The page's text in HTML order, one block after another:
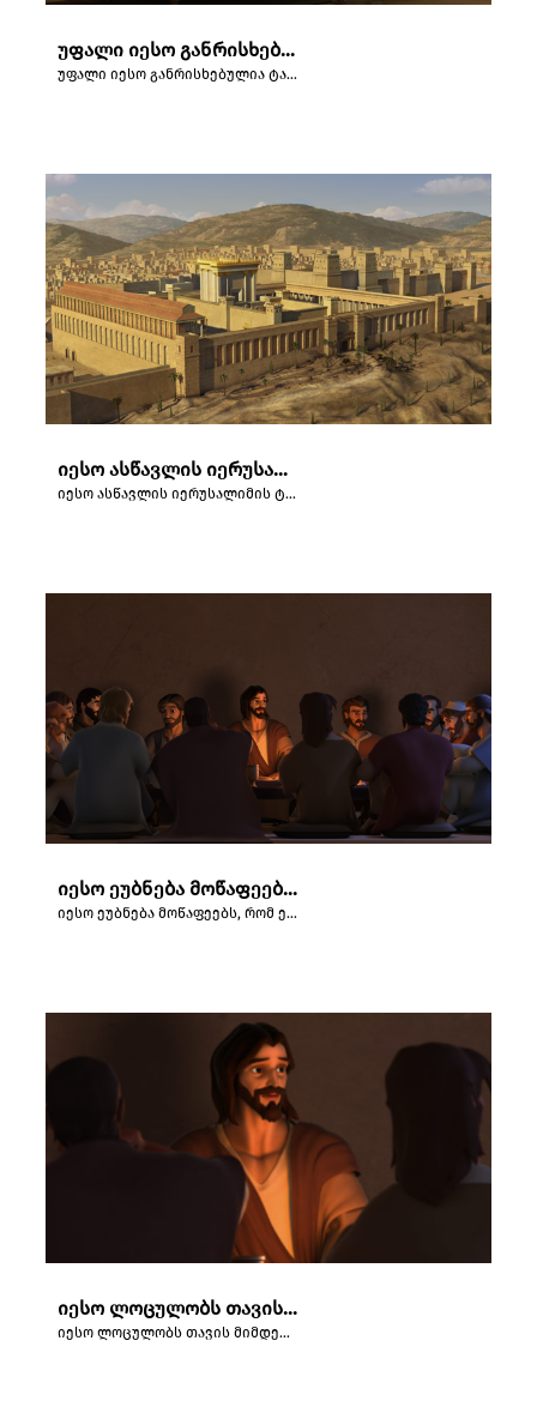
უფალი იესო განრისხებულია ტაძარში მყოფ ფულის გადამცვლელთა გამო.
უფალი იესო განრისხებულია ტაძარში მყოფ ფულის გადამცვლელთა გამო.
იესო ასწავლის იერუსალიმის ტაძარში.
იესო ასწავლის იერუსალიმის ტაძარში.
იესო ეუბნება მოწაფეებს, რომ ერთ-ერთი მათგანი გასცემს მას.
იესო ეუბნება მოწაფეებს, რომ ერთ-ერთი მათგანი გასცემს მას.
იესო ლოცულობს თავის მიმდევართა უსაფრთხოებისათვის.
იესო ლოცულობს თავის მიმდევართა უსაფრთხოებისათვის.